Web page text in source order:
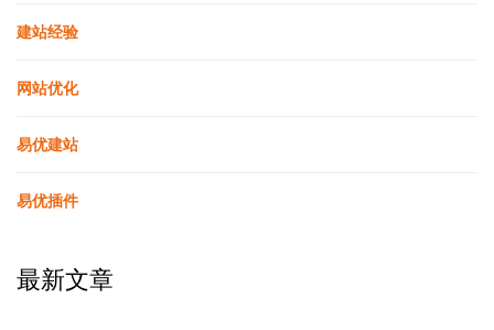
建站经验
网站优化
易优建站
易优插件
最新文章